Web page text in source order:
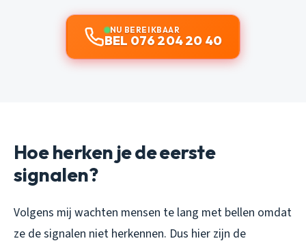
NU BEREIKBAAR
BEL 076 204 20 40
Hoe herken je de eerste
signalen?
Volgens mij wachten mensen te lang met bellen omdat
ze de signalen niet herkennen. Dus hier zijn de